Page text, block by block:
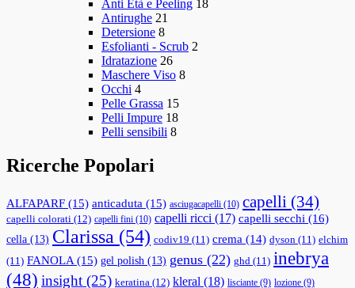
Anti Età e Peeling 18
Antirughe 21
Detersione 8
Esfolianti - Scrub 2
Idratazione 26
Maschere Viso 8
Occhi 4
Pelle Grassa 15
Pelli Impure 18
Pelli sensibili 8
Ricerche Popolari
ALFAPARF (15) anticaduta (15) asciugacapelli (10) capelli (34)
capelli colorati (12) capelli fini (10) capelli ricci (17) capelli secchi (16)
cella (13) Clarissa (54) codiv19 (11) crema (14) dyson (11) elchim
(11) FANOLA (15) gel polish (13) genus (22) ghd (11) inebrya
(48) insight (25) keratina (12) kleral (18) lisciante (9) lozione (9)